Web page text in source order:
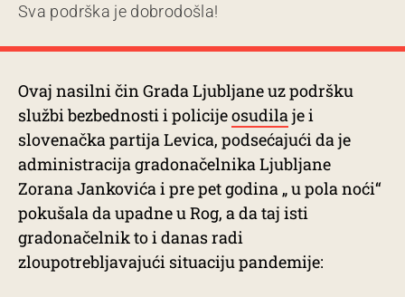
Sva podrška je dobrodošla!
Ovaj nasilni čin Grada Ljubljane uz podršku
službi bezbednosti i policijeosudila je i
slovenačka partija Levica, podsećajući da je
administracija gradonačelnika Ljubljane
Zorana Jankovića i pre pet godina „ u pola noći“
pokušala da upadne u Rog, a da taj isti
gradonačelnik to i danas radi
zloupotrebljavajući situaciju pandemije: